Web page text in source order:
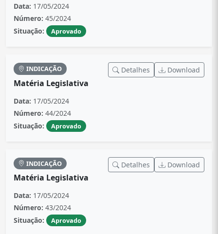
Data: 17/05/2024
Número: 45/2024
Situação:
Aprovado
INDICAÇÃO
Matéria Legislativa
Detalhes Download
Data: 17/05/2024
Número: 44/2024
Situação:
Aprovado
INDICAÇÃO
Matéria Legislativa
Detalhes Download
Data: 17/05/2024
Número: 43/2024
Situação:
Aprovado